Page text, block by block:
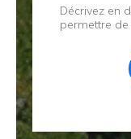
Décrivez en
permettre